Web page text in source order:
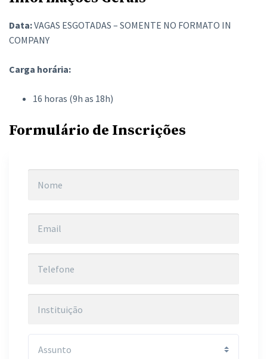
Data:VAGAS ESGOTADAS – SOMENTE NO FORMATO IN
COMPANY
Carga horária:
16 horas (9h as 18h)
Formulário de Inscrições